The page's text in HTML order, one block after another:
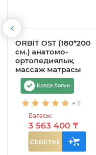
ORBIT OST (180*200
см.) анатомо-
ортопедиялық
массаж матрасы
Қолда болуы
9
Бағасы:
3 563 400 ₸
СЕБЕТКЕ